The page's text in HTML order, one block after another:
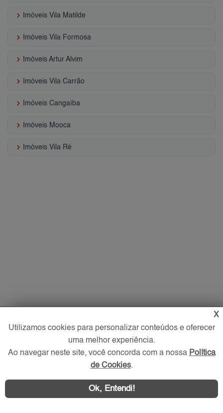
keyboard_arrow_right Imóveis Vila Matilde
keyboard_arrow_right Imóveis Vila Formosa
keyboard_arrow_right Imóveis Artur Alvim
keyboard_arrow_right Imóveis Vila Carrão
keyboard_arrow_right Imóveis Cangaíba
keyboard_arrow_right Imóveis Mooca
keyboard_arrow_right Imóveis Vila Ré
X
Utilizamos cookies para personalizar conteúdos e oferecer
uma melhor experiência.
Ao navegar neste site, você concorda com a nossa Política
de Cookies.
Ok, Entendi!